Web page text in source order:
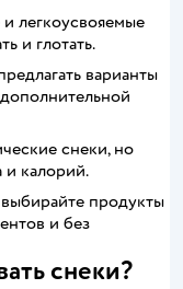
легкоусвояемые
и глотать.
варианты
снеки, но
и калорий.
продукты
и без
снеки?